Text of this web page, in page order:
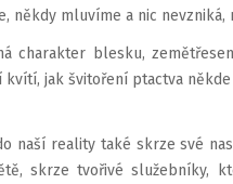
někdy mluvíme a nic
charakter ble­sku,
jak švitoření ptac­tva
naší reality také skrze své
skrze tvořivé slu­žebníky,